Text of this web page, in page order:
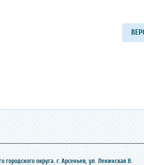
городского округа. г. Арсеньев, ‎ул. Ленинская 8.